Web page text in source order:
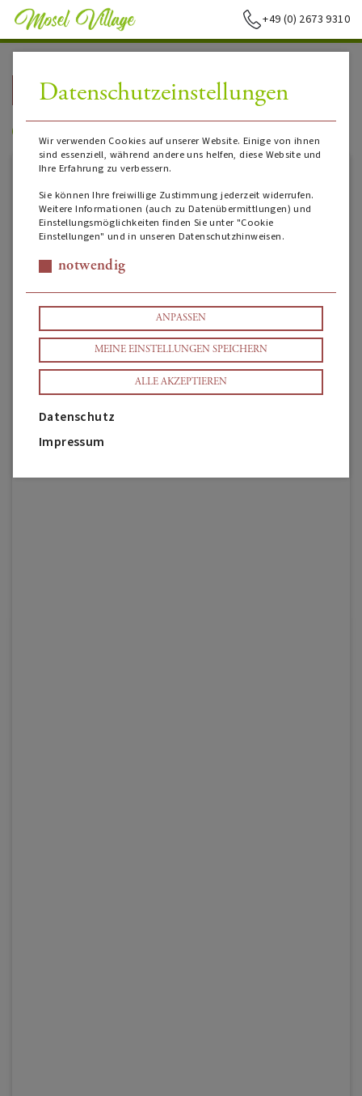
+49 (0) 2673 9310
ZURÜCK ZUR STARTSEITE
Weingut Heinrich Basten
Datenschutzeinstellungen
Wir verwenden Cookies auf unserer Website. Einige von ihnen
sind essenziell, während andere uns helfen, diese Website und
Ihre Erfahrung zu verbessern.
Sie können Ihre freiwillige Zustimmung jederzeit widerrufen.
Weitere Informationen (auch zu Datenübermittlungen) und
Einstellungsmöglichkeiten finden Sie unter "Cookie
Einstellungen" und in unseren Datenschutzhinweisen.
notwendig
ANPASSEN
MEINE EINSTELLUNGEN SPEICHERN
ALLE AKZEPTIEREN
Datenschutz
Impressum